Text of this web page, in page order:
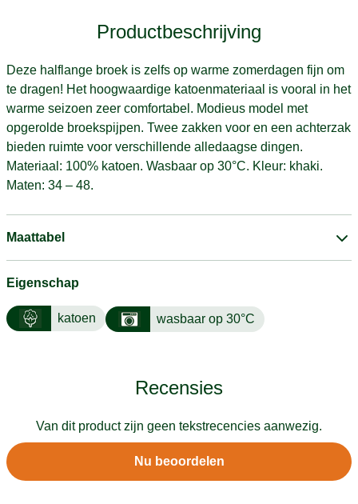
Productbeschrijving
Deze halflange broek is zelfs op warme zomerdagen fijn om
te dragen! Het hoogwaardige katoenmateriaal is vooral in het
warme seizoen zeer comfortabel. Modieus model met
opgerolde broekspijpen. Twee zakken voor en een achterzak
bieden ruimte voor verschillende alledaagse dingen.
Materiaal: 100% katoen. Wasbaar op 30°C. Kleur: khaki.
Maten: 34 – 48.
Maattabel
Eigenschap
katoen wasbaar op 30°C
Recensies
Van dit product zijn geen tekstrecencies aanwezig.
Nu beoordelen